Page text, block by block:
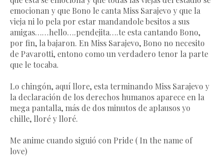
emocionan y que Bono le canta Miss Sarajevo y que la
vieja ni lo pela por estar mandandole besitos a sus
amigas……hello….pendejita….te esta cantando Bono,
por fin, la bajaron. En Miss Sarajevo, Bono no necesito
de Pavarotti, entono como un verdadero tenor la parte
que le tocaba.
Lo chingón, aquí llore, esta terminando Miss Sarajevo y
la declaración de los derechos humanos aparece en la
mega pantalla, más de dos minutos de aplausos yo
chille, lloré y lloré.
Me anime cuando siguió con Pride ( In the name of
love)